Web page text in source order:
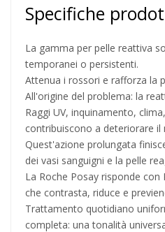
Specifiche
La gamma per pelle reattiva
temporanei o persistenti.
Attenua i rossori e rafforza la
All'origine del problema: la
Raggi UV, inquinamento,
contribuiscono a deteriorare il
Quest'azione prolungata
dei vasi sanguigni e la pelle
La Roche Posay risponde con
che contrasta, riduce e
Trattamento quotidiano
completa: una tonalità